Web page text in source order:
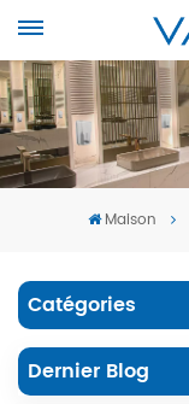
Maison
Catégories
Dernier Blog